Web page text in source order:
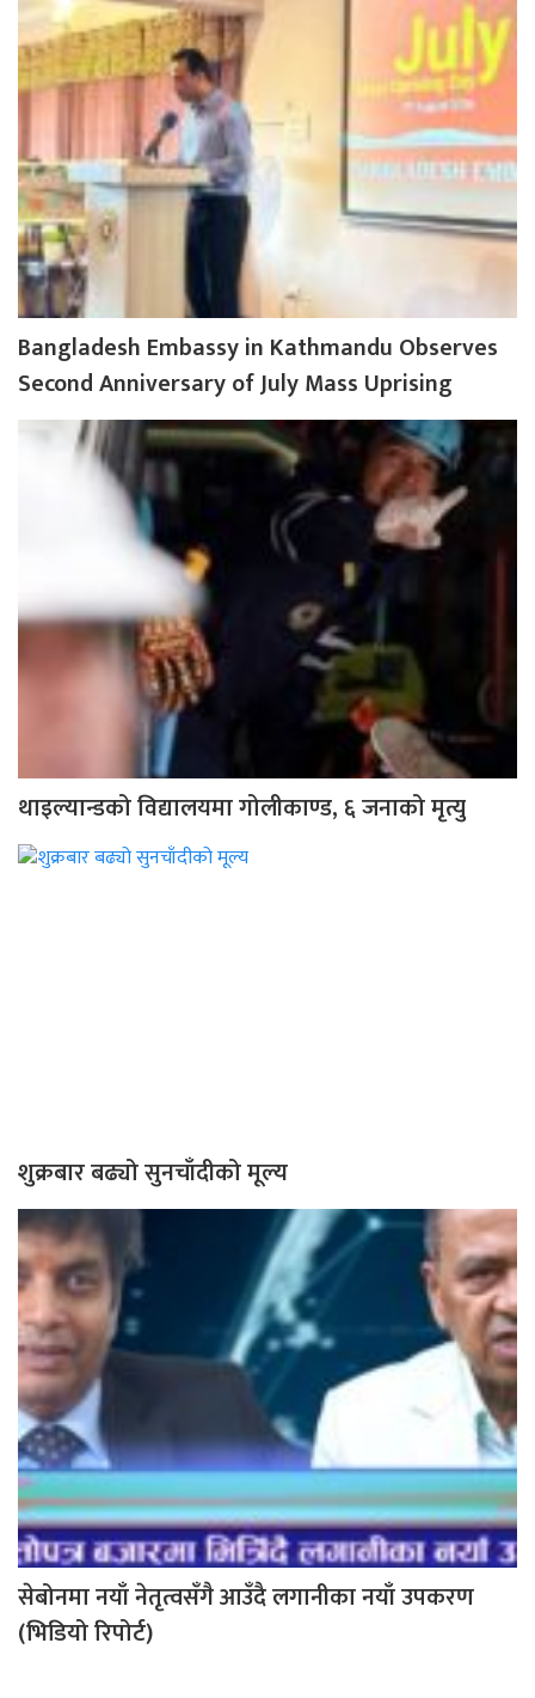
Bangladesh Embassy in Kathmandu Observes
Second Anniversary of July Mass Uprising
थाइल्यान्डको विद्यालयमा गोलीकाण्ड, ६ जनाको मृत्यु
शुक्रबार बढ्यो सुनचाँदीको मूल्य
सेबोनमा नयाँ नेतृत्वसँगै आउँदै लगानीका नयाँ उपकरण
(भिडियो रिपोर्ट)